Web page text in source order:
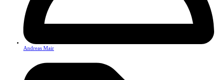
Andreas Mair